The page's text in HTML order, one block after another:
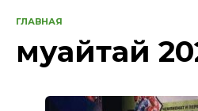
ГЛАВНАЯ
муайтай